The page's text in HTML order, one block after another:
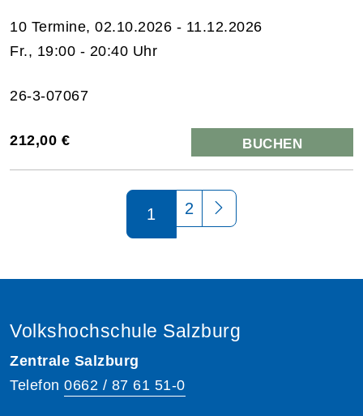
10 Termine, 02.10.2026 - 11.12.2026
Fr., 19:00 - 20:40 Uhr
26-3-07067
212,00 € BUCHEN
1 2
Volkshochschule Salzburg
Zentrale Salzburg
Telefon 0662 / 87 61 51-0